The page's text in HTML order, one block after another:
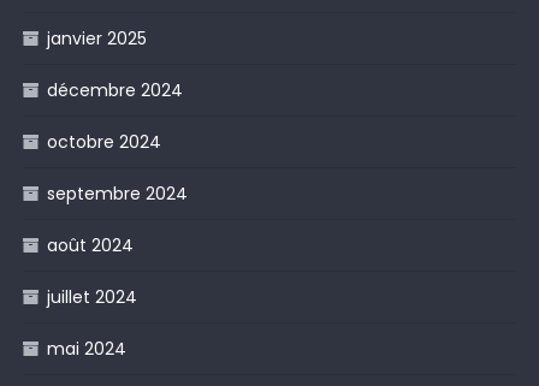
janvier 2025
décembre 2024
octobre 2024
septembre 2024
août 2024
juillet 2024
mai 2024